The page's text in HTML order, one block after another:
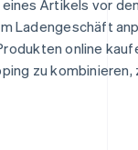
Artikels vor
Ladengeschäft
online
zu